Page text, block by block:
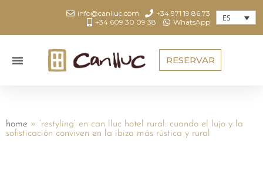
ES
info@canlluc.com
+34 971 19 86 73
+34 609 30 09 38
WhatsApp
RESERVAR
home » ‘restyling’ en can lluc hotel rural: cuando el lujo y la
sofisticación conviven en la ibiza más rústica y rural